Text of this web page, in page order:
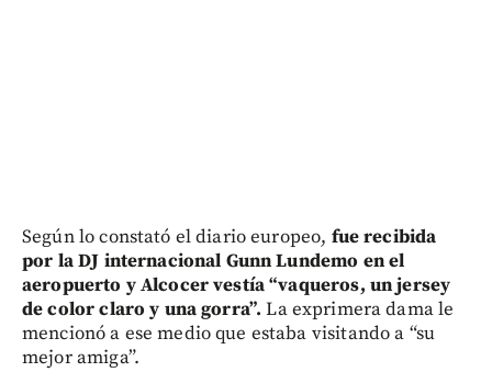
Según lo constató el diario europeo, fue recibida
por la DJ internacional Gunn Lundemo en el
aeropuerto y Alcocer vestía “vaqueros, un jersey
de color claro y una gorra”. La exprimera dama le
mencionó a ese medio que estaba visitando a “su
mejor amiga”.